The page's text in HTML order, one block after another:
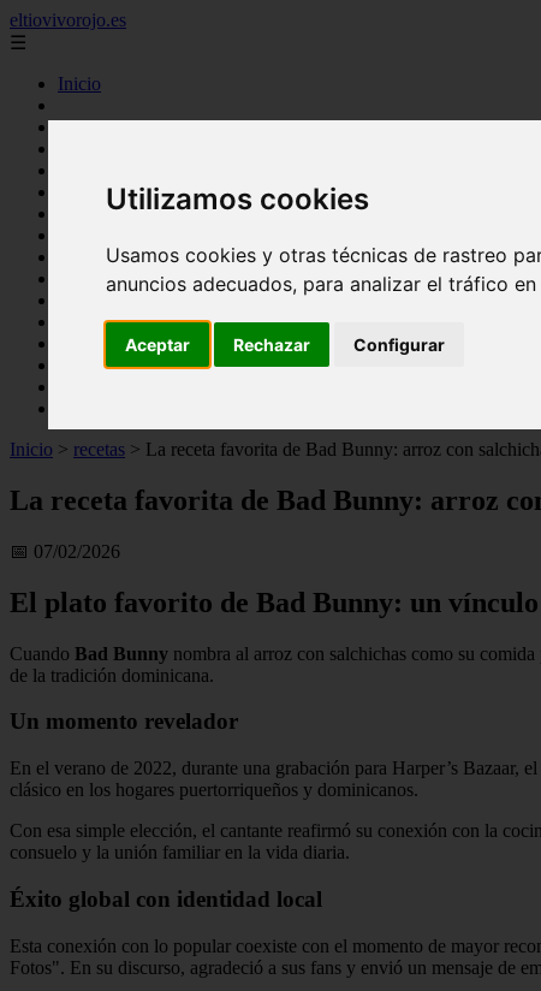
Utilizamos cookies
Usamos cookies y otras técnicas de rastreo
anuncios adecuados, para analizar el tráfico
Aceptar Rechazar Configurar
eltiovivorojo.es
☰
Inicio
2015
comidas
huevos
mariscos
postres
reposteria
Inicio > recetas > La receta favorita de Bad Bunny: arroz con
La receta favorita de Bad Bunny: arroz
📅 07/02/2026
El plato favorito de Bad Bunny: un vínculo
Cuando Bad Bunny nombra al arroz con salchichas como su
de la tradición dominicana.
Un momento revelador
En el verano de 2022, durante una grabación para Harper’s Bazaar,
clásico en los hogares puertorriqueños y dominicanos.
Con esa simple elección, el cantante reafirmó su conexión con la
consuelo y la unión familiar en la vida diaria.
Éxito global con identidad local
Esta conexión con lo popular coexiste con el momento de mayor
Fotos". En su discurso, agradeció a sus fans y envió un mensaje de